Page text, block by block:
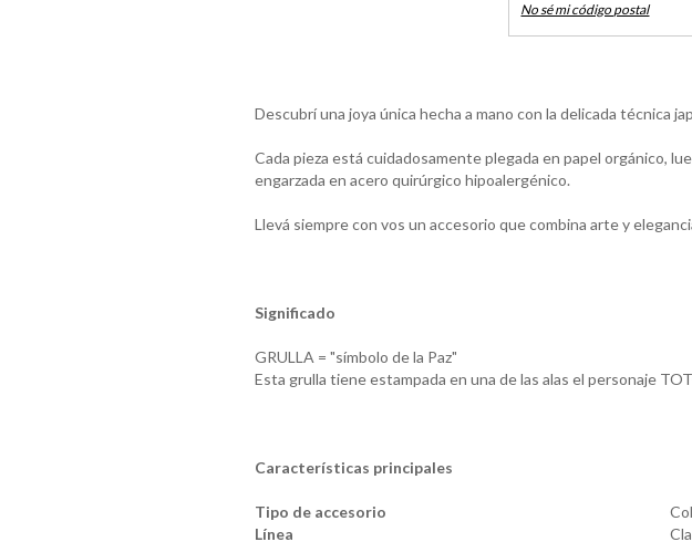
No sé mi código postal
Descubrí una joya única hecha a mano con la delicada técnica
Cada pieza está cuidadosamente plegada en papel orgánico,
engarzada en acero quirúrgico hipoalergénico.
Llevá siempre con vos un accesorio que combina arte y
Significado
GRULLA = "símbolo de la Paz"
Esta grulla tiene estampada en una de las alas el personaje
Características principales
Tipo de accesorio
Línea